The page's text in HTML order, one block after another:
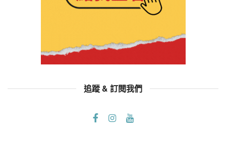
追蹤 & 訂閱我們